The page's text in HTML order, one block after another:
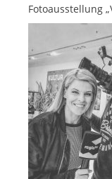
Fotoausstellung